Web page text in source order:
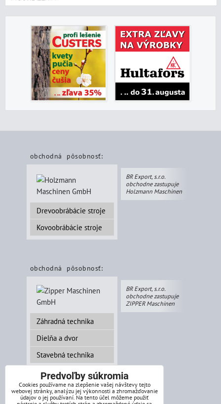
obchodná pôsobnosť:
Drevoobrábácie stroje
Kovoobrábácie stroje
BR Export, s.r.o.
obchodne zastupuje
Holzmann Maschinen
obchodná pôsobnosť:
Záhradná technika
Dielňa a dvor
Stavebná technika
BR Export, s.r.o.
obchodne zastupuje
ZIPPER Maschinen
splátkový systém:
Predvoľby súkromia
Cookies používame na zlepšenie vašej návštevy tejto
webovej stránky, analýzu jej výkonnosti a zhromažďovanie
údajov o jej používaní. Na tento účel môžeme použiť